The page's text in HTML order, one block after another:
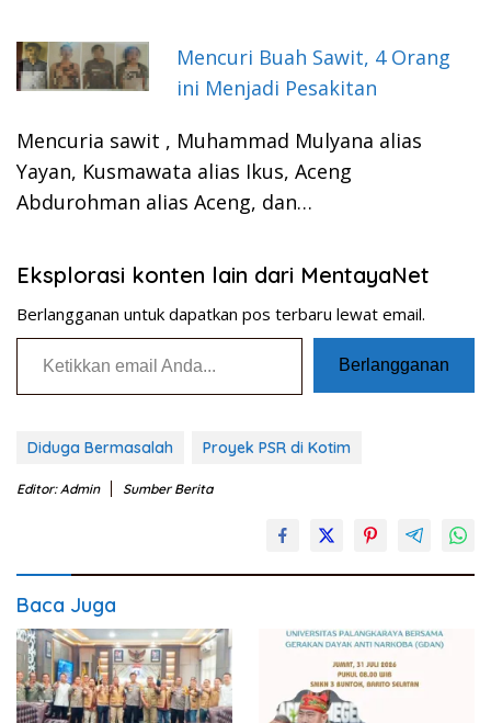
Mencuri Buah Sawit, 4 Orang
ini Menjadi Pesakitan
Mencuria sawit , Muhammad Mulyana alias
Yayan, Kusmawata alias Ikus, Aceng
Abdurohman alias Aceng, dan…
Eksplorasi konten lain dari MentayaNet
Berlangganan untuk dapatkan pos terbaru lewat email.
Ketikkan email Anda...
Berlangganan
Diduga Bermasalah Proyek PSR di Kotim
Editor: Admin Sumber Berita
Baca Juga